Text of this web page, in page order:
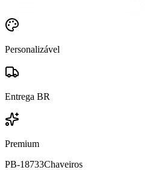
Personalizável
Entrega BR
Premium
PB-18733Chaveiros